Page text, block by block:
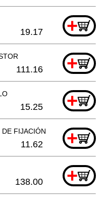
+
19.17
+
111.16
+
15.25
FIJACIÓN +
11.62
+
138.00